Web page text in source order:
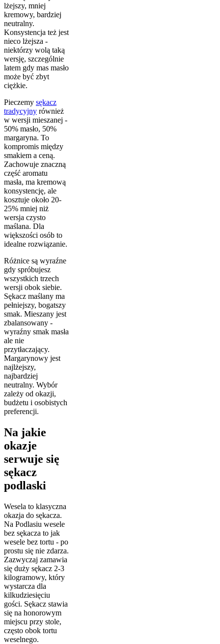
lżejszy, mniej
kremowy, bardziej
neutralny.
Konsystencja też jest
nieco lżejsza -
niektórzy wolą taką
wersję, szczególnie
latem gdy mas masło
może być zbyt
ciężkie.
Pieczemy sękacz
tradycyjny również
w wersji mieszanej -
50% masło, 50%
margaryna. To
kompromis między
smakiem a ceną.
Zachowuje znaczną
część aromatu
masła, ma kremową
konsystencję, ale
kosztuje około 20-
25% mniej niż
wersja czysto
maślana. Dla
większości osób to
idealne rozwiązanie.
Różnice są wyraźne
gdy spróbujesz
wszystkich trzech
wersji obok siebie.
Sękacz maślany ma
pełniejszy, bogatszy
smak. Mieszany jest
zbalansowany -
wyraźny smak masła
ale nie
przytłaczający.
Margarynowy jest
najlżejszy,
najbardziej
neutralny. Wybór
zależy od okazji,
budżetu i osobistych
preferencji.
Na jakie
okazje
serwuje się
sękacz
podlaski
Wesela to klasyczna
okazja do sękacza.
Na Podlasiu wesele
bez sękacza to jak
wesele bez tortu - po
prostu się nie zdarza.
Zazwyczaj zamawia
się duży sękacz 2-3
kilogramowy, który
wystarcza dla
kilkudziesięciu
gości. Sękacz stawia
się na honorowym
miejscu przy stole,
często obok tortu
weselnego.